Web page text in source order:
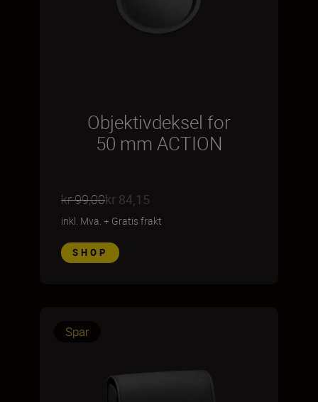
Objektivdeksel for
50 mm ACTION
kr 99,00kr 84,15
inkl. Mva. + Gratis frakt
SHOP
Spar